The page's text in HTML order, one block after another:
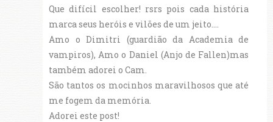
Que difícil escolher! rsrs pois cada história
marca seus heróis e vilões de um jeito....
Amo o Dimitri (guardião da Academia de
vampiros), Amo o Daniel (Anjo de Fallen)mas
também adorei o Cam.
São tantos os mocinhos maravilhosos que até
me fogem da memória.
Adorei este post!